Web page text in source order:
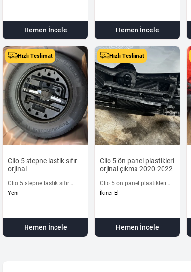
Hemen İncele Hemen İncele
Hızlı Teslimat
Clio 5 stepne lastik sıfır
orjinal
Clio 5 stepne lastik sıfır
orjinal
Yeni
Hemen İncele
Hızlı Teslimat
Clio 5 ön panel plastikleri
orjinal çıkma 2020-2022
Clio 5 ön panel plastikleri
orjinal çıkma 2020-2022
İkinci El
Hemen İncele